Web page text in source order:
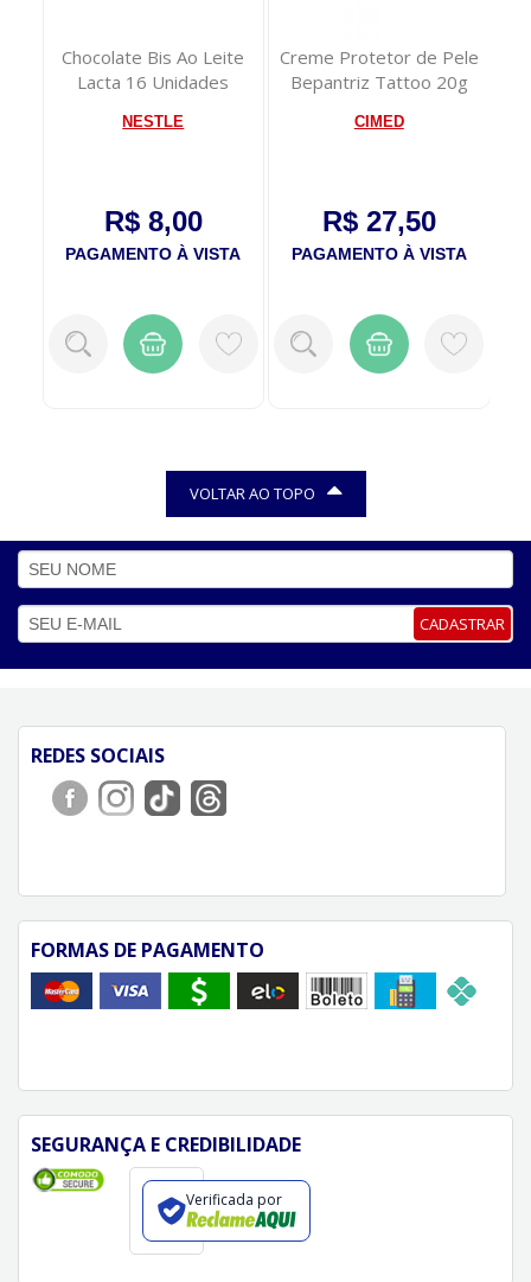
Chocolate Bis Ao Leite
Lacta 16 Unidades
NESTLE
R$ 8,00
PAGAMENTO À VISTA
Creme Protetor de Pele
Bepantriz Tattoo 20g
CIMED
R$ 27,50
PAGAMENTO À VISTA
VOLTAR AO TOPO
CADASTRAR
REDES SOCIAIS
FORMAS DE PAGAMENTO
SEGURANÇA E CREDIBILIDADE
Verificada por